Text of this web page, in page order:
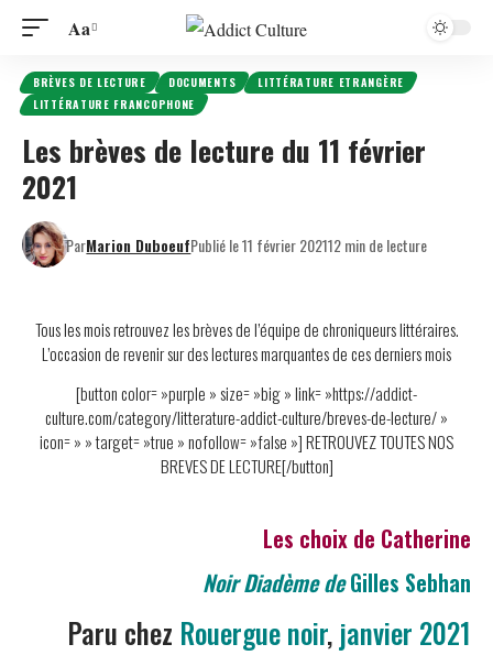
Aa
BRÈVES DE LECTURE DOCUMENTS
LITTÉRATURE ETRANGÈRE
LITTÉRATURE FRANCOPHONE
Les brèves de lecture du 11 février
2021
ParMarion DuboeufPublié le 11 février 202112 min de lecture
Tous les mois retrouvez les brèves de l’équipe de chroniqueurs littéraires.
L’occasion de revenir sur des lectures marquantes de ces derniers mois
[button color= »purple » size= »big » link= »https://addict-
culture.com/category/litterature-addict-culture/breves-de-lecture/ »
icon= » » target= »true » nofollow= »false »] RETROUVEZ TOUTES NOS
BREVES DE LECTURE[/button]
Les choix de Catherine
Noir Diadème deGilles Sebhan
Paru chez Rouergue noir, janvier 2021